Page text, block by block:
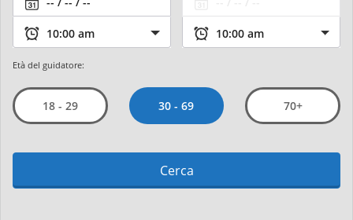
Età del guidatore:
18 - 29 30 - 69 70+
Cerca